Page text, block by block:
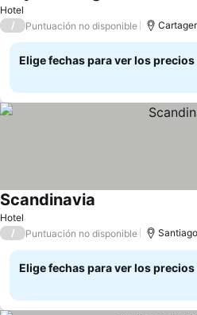
Hotel
/ Puntuación no disponible
Elige fechas para ver los
Hotel
Scandinavia
/ Puntuación no disponible
Elige fechas para ver los